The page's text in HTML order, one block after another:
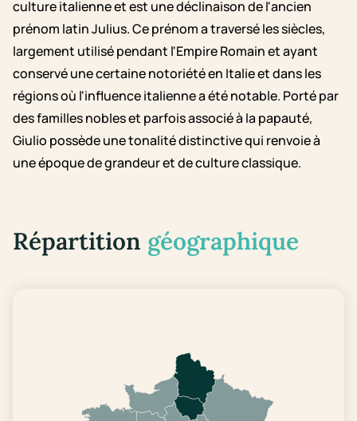
culture italienne et est une déclinaison de l'ancien
prénom latin Julius. Ce prénom a traversé les siècles,
largement utilisé pendant l'Empire Romain et ayant
conservé une certaine notoriété en Italie et dans les
régions où l'influence italienne a été notable. Porté par
des familles nobles et parfois associé à la papauté,
Giulio possède une tonalité distinctive qui renvoie à
une époque de grandeur et de culture classique.
Répartition géographique